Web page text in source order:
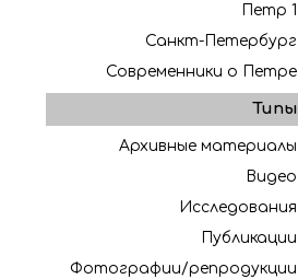
Петр 1
Санкт-Петербург
Современники о Петре
Типы
Архивные материалы
Видео
Исследования
Публикации
Фотографии/репродукции